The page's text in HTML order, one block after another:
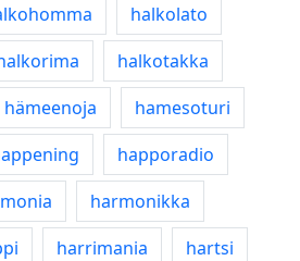
halkolato
halkotakka
hämeenoja
hamesoturi
happoradio
harmonikka
harrimania
hartsi